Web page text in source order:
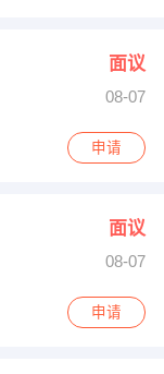
面议
08-07
源国际406室申请
面议
08-07
申请